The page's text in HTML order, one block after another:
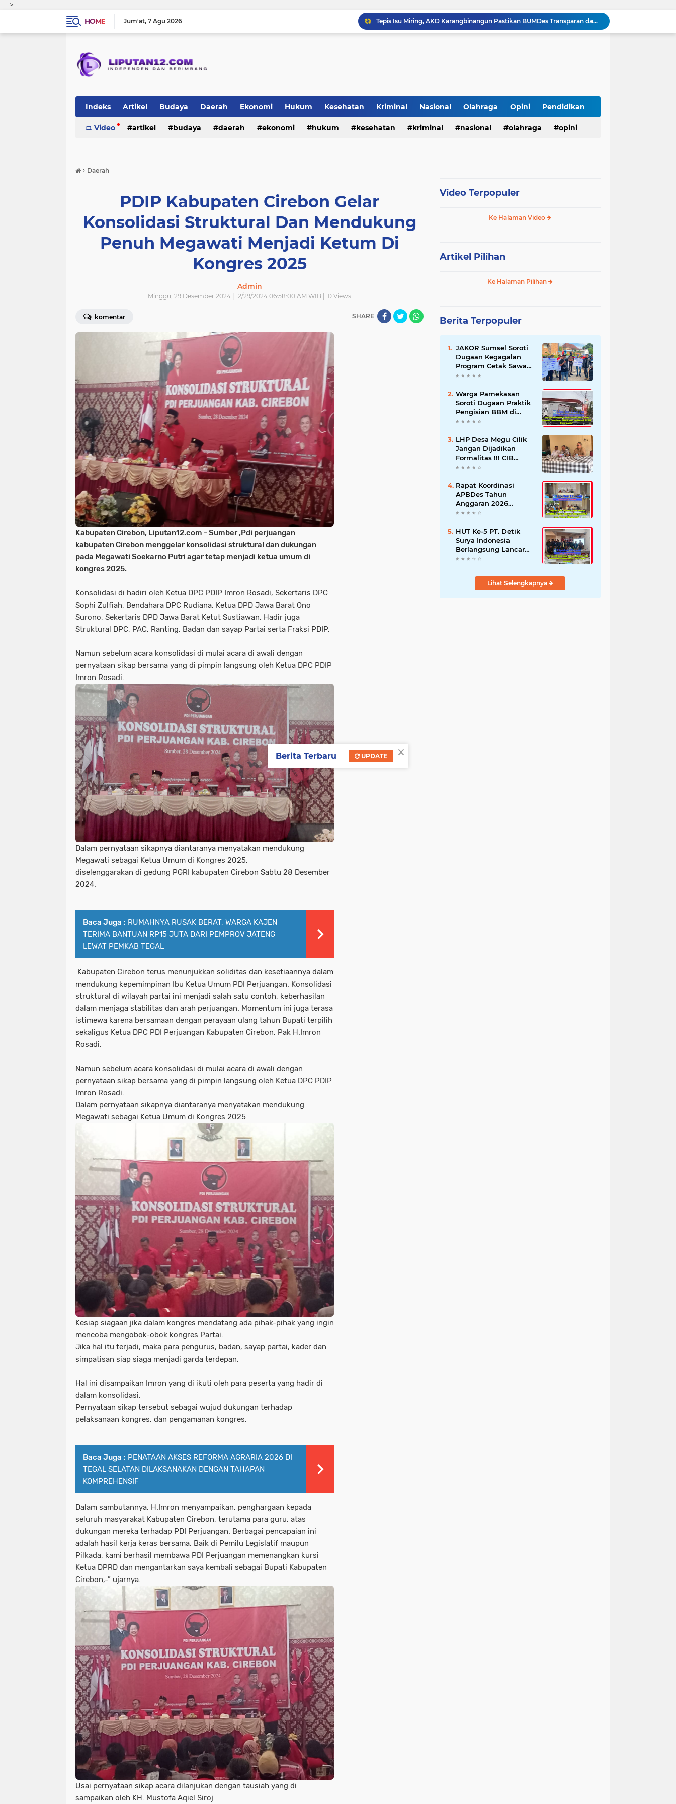
- -->
HOME
Jum'at 7 Agu 2026
Tepis Isu Miring, AKD Karangbinangun Pastikan BUMDes Transparan dan Diawasi Ketat
Semarak HUT ke-81 RI, Lapas Kuningan Gelar Fun Walk, Donor Darah, Pemeriksaan Kesehatan hingga Bakti Sosial
Sambut HUT ke-81 RI, Lapas Pasir Pangarayan Gelar Jumat Berkah dengan Berbagi Sembako kepada Warga Kurang Mampu
Indeks Artikel Budaya Daerah Ekonomi Hukum Kesehatan Kriminal Nasional Olahraga Opini Pendidikan
Peristiwa Politik TNI-Polri sosial
Video artikel budaya daerah ekonomi hukum kesehatan kriminal nasional olahraga opini
› Daerah
PDIP Kabupaten Cirebon Gelar
Konsolidasi Struktural Dan Mendukung
Penuh Megawati Menjadi Ketum Di
Kongres 2025
Admin
Minggu, 29 Desember 2024 | 12/29/2024 06:58:00 AM WIB | 0 Views
komentar SHARE
Kabupaten Cirebon, Liputan12.com - Sumber ,Pdi perjuangan
kabupaten Cirebon menggelar konsolidasi struktural dan dukungan
pada Megawati Soekarno Putri agar tetap menjadi ketua umum di
kongres 2025.
Konsolidasi di hadiri oleh Ketua DPC PDIP Imron Rosadi, Sekertaris DPC
Sophi Zulfiah, Bendahara DPC Rudiana, Ketua DPD Jawa Barat Ono
Surono, Sekertaris DPD Jawa Barat Ketut Sustiawan. Hadir juga
Struktural DPC, PAC, Ranting, Badan dan sayap Partai serta Fraksi PDIP.
Namun sebelum acara konsolidasi di mulai acara di awali dengan
pernyataan sikap bersama yang di pimpin langsung oleh Ketua DPC PDIP
Imron Rosadi.
Dalam pernyataan sikapnya diantaranya menyatakan mendukung
Megawati sebagai Ketua Umum di Kongres 2025,
diselenggarakan di gedung PGRI kabupaten Cirebon Sabtu 28 Desember
2024.
Baca Juga : RUMAHNYA RUSAK BERAT, WARGA KAJEN
TERIMA BANTUAN RP15 JUTA DARI PEMPROV JATENG
LEWAT PEMKAB TEGAL
Kabupaten Cirebon terus menunjukkan soliditas dan kesetiaannya dalam
mendukung kepemimpinan Ibu Ketua Umum PDI Perjuangan. Konsolidasi
struktural di wilayah partai ini menjadi salah satu contoh, keberhasilan
dalam menjaga stabilitas dan arah perjuangan. Momentum ini juga terasa
istimewa karena bersamaan dengan perayaan ulang tahun Bupati terpilih
sekaligus Ketua DPC PDI Perjuangan Kabupaten Cirebon, Pak H.Imron
Rosadi.
Namun sebelum acara konsolidasi di mulai acara di awali dengan
pernyataan sikap bersama yang di pimpin langsung oleh Ketua DPC PDIP
Imron Rosadi.
Dalam pernyataan sikapnya diantaranya menyatakan mendukung
Megawati sebagai Ketua Umum di Kongres 2025
Kesiap siagaan jika dalam kongres mendatang ada pihak-pihak yang ingin
mencoba mengobok-obok kongres Partai.
Jika hal itu terjadi, maka para pengurus, badan, sayap partai, kader dan
simpatisan siap siaga menjadi garda terdepan.
Hal ini disampaikan Imron yang di ikuti oleh para peserta yang hadir di
dalam konsolidasi.
Pernyataan sikap tersebut sebagai wujud dukungan terhadap
pelaksanaan kongres, dan pengamanan kongres.
Baca Juga : PENATAAN AKSES REFORMA AGRARIA 2026 DI
TEGAL SELATAN DILAKSANAKAN DENGAN TAHAPAN
KOMPREHENSIF
Dalam sambutannya, H.Imron menyampaikan, penghargaan kepada
seluruh masyarakat Kabupaten Cirebon, terutama para guru, atas
dukungan mereka terhadap PDI Perjuangan. Berbagai pencapaian ini
adalah hasil kerja keras bersama. Baik di Pemilu Legislatif maupun
Pilkada, kami berhasil membawa PDI Perjuangan memenangkan kursi
Ketua DPRD dan mengantarkan saya kembali sebagai Bupati Kabupaten
Cirebon,-” ujarnya.
Usai pernyataan sikap acara dilanjukan dengan tausiah yang di
sampaikan oleh KH. Mustofa Aqiel Siroj
Video Terpopuler
Ke Halaman Video
Artikel Pilihan
Ke Halaman Pilihan
Berita Terpopuler
JAKOR Sumsel Soroti
Dugaan Kegagalan
Program Cetak Sawah
Rp105 Miliar di Ogan
Pertanian Mundur
Warga Pamekasan
Soroti Dugaan Praktik
Pengisian BBM di
SPBU Cem Manis,
Pengawasan
LHP Desa Megu Cilik
Jangan Dijadikan
Formalitas !!! CIB
Desak Inspektorat
dan Hentikan Dugaan
Permainan Oknum
Rapat Koordinasi
APBDes Tahun
Anggaran 2026
Semester II,
Sokobanah Libatkan 12
Desa
HUT Ke-5 PT. Detik
Surya Indonesia
Berlangsung Lancar
dan Profesional,
Wartawan
Lihat Selengkapnya
×
Berita Terbaru UPDATE